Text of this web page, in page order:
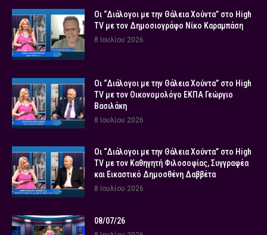
Οι “Διάλογοι με την Θάλεια Χούντα” στο High
TV με τον Δημοσιογράφο Νίκο Καραμπάση
8 Ιουλίου 2026
Οι “Διάλογοι με την Θάλεια Χούντα” στο High
TV με τον Οικονομολόγο ΕΚΠΑ Γεώργιο
Βασιλάκη
8 Ιουλίου 2026
Οι “Διάλογοι με την Θάλεια Χούντα” στο High
TV με τον Καθηγητή Φιλοσοφίας, Συγγραφέα
και Εικαστικό Δημοσθένη Δαββέτα
8 Ιουλίου 2026
08/07/26